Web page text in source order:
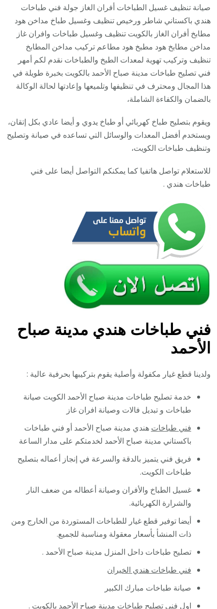
غاز
صيانة تنظيف غسيل الطباخات أفران الغاز جولة فني طباخات
هندي باكستاني شاطر ورخيص تنظيف وغسيل طباخ مداخن هود
مطابخ أفران الغاز بالكويت تنظيف وغسيل طباخات وافران غاز
مداخن مطابخ هود مطبخ هود مطاعم تركيب مداخن المطابخ
تنظيف وتركيب تهوية لمعدات الطبخ والطباخات نقدم لكم أمهر
فني تصليح طباخات مدينة صباح الأحمد بالكويت بخبرة طويلة في
هذا المجال ومحترف في تنظيفها وتلميعها وإعادتها لحالة الوكالة
بالضمان والكفاءة الشاملة،
ويقوم بتصليح طباخ كهربائي أو طباخ يدوي و أيضا عادي بكل إتقان،
ويستخدم أفضل المعدات والوسائل التي تساعده في صيانة وتصليح
وتنظيف طباخات الكويت،
للاستعلام تواصل هاتفيا كما يمكنكم التواصل أيضا على فني
طباخات هندي .
فني طباخات هندي مدينة صباح
الأحمد
ولدينا قطع غيار مكفولة وأصلية يقوم بتركيبها بحرفية عالية :
خدمة تصليح طباخات مدينة صباح الأحمد الكويت صيانة
طباخات و تبديل فالات وصيانة افران غاز
فني طباخات هندي مدينة صباح الأحمد أو فني طباخات
باكستاني مدينة صباح الأحمد لخدمتكم على مدار الساعة
فريق فني يتميز بالدقة والسرعة في إنجاز أعماله بتصليح
طباخات الكويت.
غسيل الطباخ والأفران وصيانة أعطاله من ضعف النار
والشرارة الكهربائية.
أيضا توفير قطع غيار للطباخات المستوردة من الخارج ومن
ذات المنشأ بأسعار معقولة ومناسبة للجميع.
تصليح طباخات داحل المنزل مدينة صباح الأحمد .
فني طباخات هندي الخيران
صيانة طباخات مبارك الكبير
اول فني تصليح طباخات مدينة صباح الأحمد بالكويت .